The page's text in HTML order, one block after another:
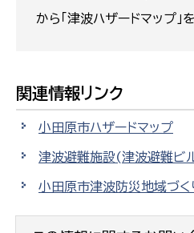
から「津波ハザードマップ」
関連情報リンク
小田原市ハザードマップ
津波避難施設(津波避難ビ
小田原市津波防災地域づく